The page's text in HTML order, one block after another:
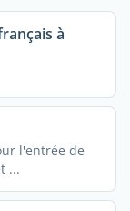
à
l'entrée de
...